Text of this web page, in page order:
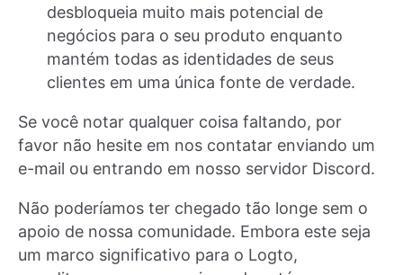
desbloqueia muito mais potencial de
negócios para o seu produto enquanto
mantém todas as identidades de seus
clientes em uma única fonte de verdade.
Se você notar qualquer coisa faltando, por
favor não hesite em nos contatar enviando um
e-mail ou entrando em nosso servidor Discord.
Não poderíamos ter chegado tão longe sem o
apoio de nossa comunidade. Embora este seja
um marco significativo para o Logto,